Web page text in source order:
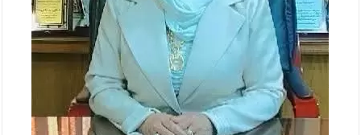
على شراكة فاعلة مع الإعلام
دعوة المكلفين بخدمة العلم (الدفعة الثالثة) إلى مراجعة منصة خدمة
العلم
الملك يلتقي مجموعة من رفاق السلاح